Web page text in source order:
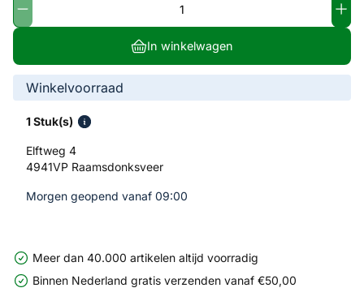
In winkelwagen
Winkelvoorraad
1 Stuk(s)
Elftweg 4
4941VP Raamsdonksveer
Morgen geopend vanaf 09:00
Meer dan 40.000 artikelen altijd voorradig
Binnen Nederland gratis verzenden vanaf €50,00